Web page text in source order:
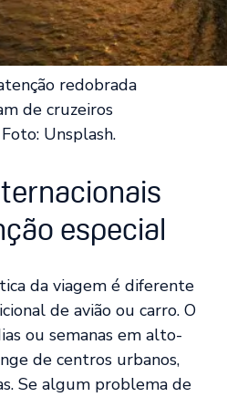
redobrada
de cruzeiros
Unsplash.
especial
da viagem é diferente
de avião ou carro. O
ou semanas em alto-
de centros urbanos,
Se algum problema de